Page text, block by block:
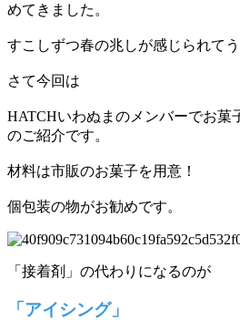
めてきました。
すこしずつ春の兆しが感じられてう
さて今回は
HATCHいわぬまのメンバーでお菓
のご紹介です。
材料は市販のお菓子を用意！
個包装の物がお勧めです。
「接着剤」の代わりになるのが
「アイシング」